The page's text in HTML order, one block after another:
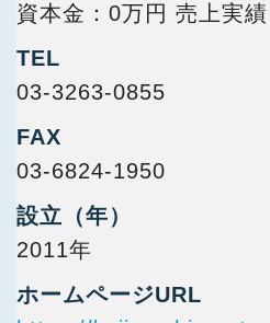
資本金：0万円 売上実
TEL
03-3263-0855
FAX
03-6824-1950
設立（年）
2011年
ホームページURL